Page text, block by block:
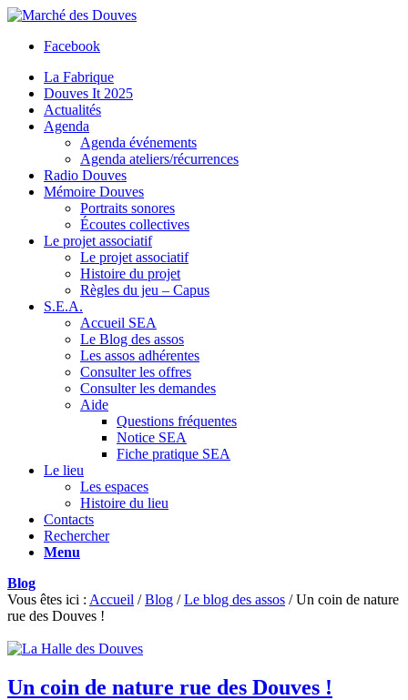
Facebook
La Fabrique
Douves It 2025
Actualités
Agenda
Agenda événements
Agenda ateliers/récurrences
Radio Douves
Mémoire Douves
Portraits sonores
Écoutes collectives
Le projet associatif
Le projet associatif
Histoire du projet
Règles du jeu – Capus
S.E.A.
Accueil SEA
Le Blog des assos
Les assos adhérentes
Consulter les offres
Consulter les demandes
Aide
Questions fréquentes
Notice SEA
Fiche pratique SEA
Le lieu
Les espaces
Histoire du lieu
Contacts
Rechercher
Menu
Blog
Vous êtes ici : Accueil / Blog / Le blog des assos / Un coin de nature
rue des Douves !
Un coin de nature rue des Douves !